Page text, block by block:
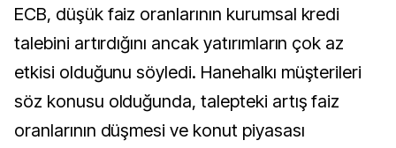
ECB, düşük faiz oranlarının kurumsal kredi
talebini artırdığını ancak yatırımların çok az
etkisi olduğunu söyledi. Hanehalkı müşterileri
söz konusu olduğunda, talepteki artış faiz
oranlarının düşmesi ve konut piyasası